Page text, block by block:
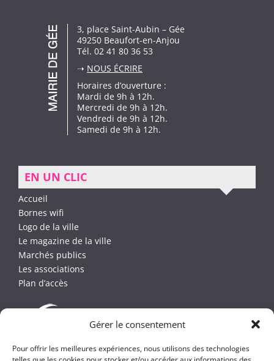
Gérer le consentement
Pour offrir les meilleures expériences, nous utilisons des technologies
3, place Saint-Aubin – Gée
49250 Beaufort-en-Anjou
Tél. 02 41 80 36 53
➝ NOUS ÉCRIRE
Horaires d’ouverture :
Mardi de 9h à 12h.
Mercredi de 9h à 12h.
Vendredi de 9h à 12h.
Samedi de 9h à 12h.
EN UN CLIC
Accueil
Bornes wifi
Logo de la ville
Le magazine de la ville
Marchés publics
Les associations
Plan d’accès